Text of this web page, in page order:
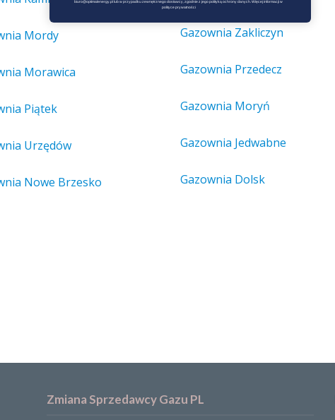
Mordy
Morawica
Piątek
Urzędów
Nowe Brzesko
Gazownia Zakliczyn
Gazownia Przedecz
Gazownia Moryń
Gazownia Jedwabne
Gazownia Dolsk
Zmiana Sprzedawcy Gazu PL
biuro@optimalenergy.pl lub w przypadku zewnętrznego dostawcy, zgodnie z jego polityką ochrony danych. Więcej informacji w
polityce prywatności